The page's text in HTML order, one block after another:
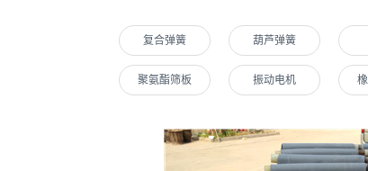
复合弹簧 葫芦弹簧
聚氨酯筛板 振动电机